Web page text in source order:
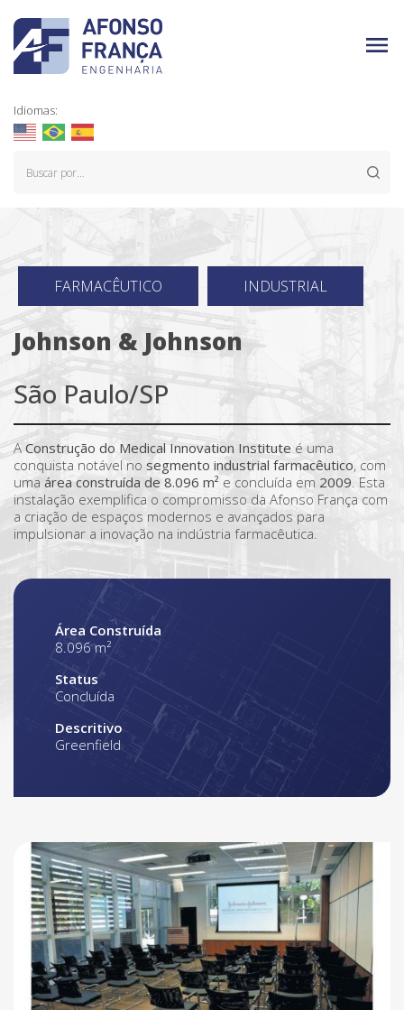
Idiomas:
FARMACÊUTICO INDUSTRIAL
Johnson & Johnson
São Paulo/SP
AConstrução do Medical Innovation Instituteé uma
conquista notável no segmento industrial farmacêutico, com
uma área construída de 8.096 m² e concluída em 2009. Esta
instalação exemplifica o compromisso da Afonso França com
a criação de espaços modernos e avançados para
impulsionar a inovação na indústria farmacêutica.
Área Construída
8.096 m²
Status
Concluída
Descritivo
Greenfield